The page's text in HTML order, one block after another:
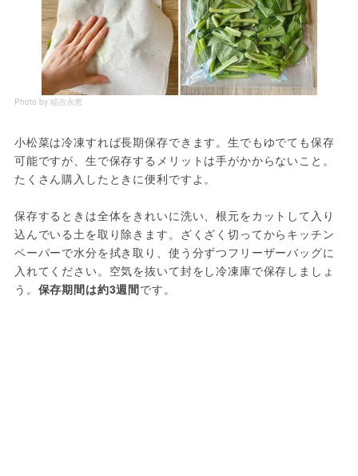
Photo by 稲吉永恵
小松菜は冷凍すれば長期保存できます。生でもゆでても保存
可能ですが、生で保存するメリットは手がかからないこと。
たくさん購入したときに便利ですよ。
保存するときは全体をきれいに洗い、根元をカットして入り
込んでいる土を取り除きます。ざくざく切ってからキッチン
ペーパーで水分を拭き取り、使う分ずつフリーザーバッグに
入れてください。空気を抜いて封をし冷凍庫で保存しましょ
う。 保存期間は約3週間です。